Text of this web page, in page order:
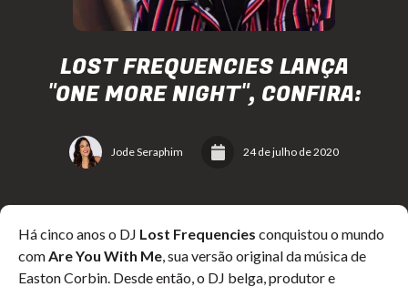
LOST FREQUENCIES LANÇA
"ONE MORE NIGHT", CONFIRA:
Jode Seraphim 24 de julho de 2020
Há cinco anos o DJ Lost Frequencies conquistou o mundo
comAre You With Me, sua versão original da música de
Easton Corbin. Desde então, o DJ belga, produtor e